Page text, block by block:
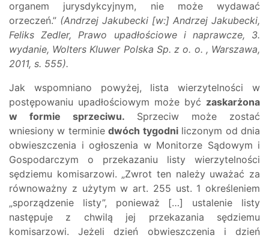
organem jurysdykcyjnym, nie może wydawać
orzeczeń.” (Andrzej Jakubecki [w:] Andrzej Jakubecki,
Feliks Zedler, Prawo upadłościowe i naprawcze, 3.
wydanie, Wolters Kluwer Polska Sp. z o. o. , Warszawa,
2011, s. 555).
Jak wspomniano powyżej, lista wierzytelności w
postępowaniu upadłościowym może być zaskarżona
w formie sprzeciwu. Sprzeciw może zostać
wniesiony w terminiedwóch tygodniliczonym od dnia
obwieszczenia i ogłoszenia w Monitorze Sądowym i
Gospodarczym o przekazaniu listy wierzytelności
sędziemu komisarzowi. „Zwrot ten należy uważać za
równoważny z użytym w art. 255 ust. 1 określeniem
„sporządzenie listy”, ponieważ […] ustalenie listy
następuje z chwilą jej przekazania sędziemu
komisarzowi. Jeżeli dzień obwieszczenia i dzień